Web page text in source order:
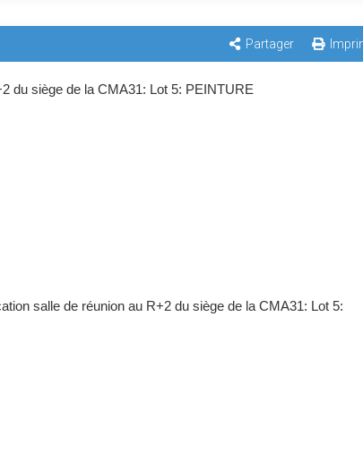
Partager
du siège de la CMA31: Lot 5: PEINTURE
salle de réunion au R+2 du siège de la CMA31: Lot 5: